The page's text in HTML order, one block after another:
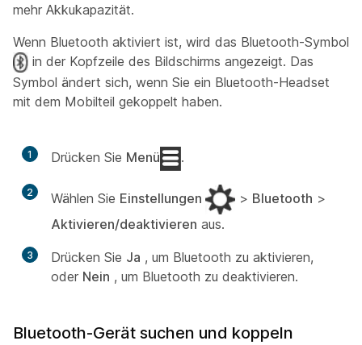
mehr Akkukapazität.
Wenn Bluetooth aktiviert ist, wird das Bluetooth-Symbol
in der Kopfzeile des Bildschirms angezeigt. Das
Symbol ändert sich, wenn Sie ein Bluetooth-Headset
mit dem Mobilteil gekoppelt haben.
1 Drücken Sie Menü .
2 Wählen Sie Einstellungen > Bluetooth >
Aktivieren/deaktivieren aus.
3 Drücken Sie Ja , um Bluetooth zu aktivieren,
oder Nein , um Bluetooth zu deaktivieren.
Bluetooth-Gerät suchen und koppeln